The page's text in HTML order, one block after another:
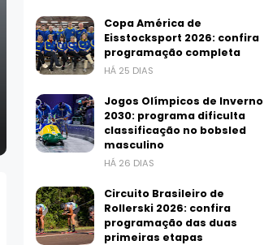
Copa América de
Eisstocksport 2026: confira
programação completa
HÁ 25 DIAS
Jogos Olímpicos de Inverno
2030: programa dificulta
classificação no bobsled
masculino
HÁ 26 DIAS
Circuito Brasileiro de
Rollerski 2026: confira
programação das duas
primeiras etapas